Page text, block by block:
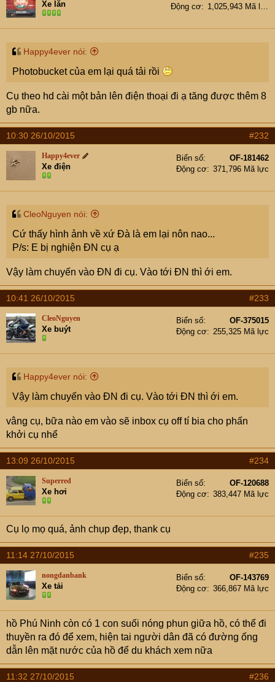
Xe lăn Động cơ
Happy4ever nói:
Photobucket của em lại quá tải rồi
Cụ theo hd cài một bản lên điện thoại đi ạ tăng được thêm 8
gb nữa.
10:30 26/10/2015 #232
Happy4ever
Xe điện
Biển số
OF-181462
Động cơ
371,796 Mã lực
CleoNguyen nói:
Cứ thấy hình ảnh về xứ Đà là em lại nôn nao...
P/s: E bị nghiện ĐN cụ ạ
Vậy làm chuyến vào ĐN đi cụ. Vào tới ĐN thì ới em.
10:41 26/10/2015 #233
CleoNguyen
Xe buýt
Biển số
OF-375015
Động cơ
255,325 Mã lực
Happy4ever nói:
Vậy làm chuyến vào ĐN đi cụ. Vào tới ĐN thì ới em.
vâng cụ, bữa nào em vào sẽ inbox cụ off tí bia cho phấn
khởi cụ nhể
13:09 26/10/2015 #234
Superred
Xe hơi
Biển số
OF-120688
Động cơ
383,447 Mã lực
Cụ lọ mọ quá, ảnh chụp đẹp, thank cụ
11:14 27/10/2015 #235
nongdanbank
Xe tải
Biển số
OF-143769
Động cơ
366,867 Mã lực
hồ Phú Ninh còn có 1 con suối nóng phun giữa hồ, có thể đi
thuyền ra đó để xem, hiện tai người dân đã có đường ống
dẫn lên mặt nước của hồ để du khách xem nữa
11:32 27/10/2015 #236